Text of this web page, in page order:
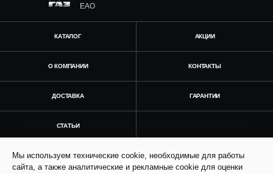
ЕАО
КАТАЛОГ АКЦИИ
О КОМПАНИИ КОНТАКТЫ
ДОСТАВКА ГАРАНТИИ
СТАТЬИ
Получить консультацию
Мы используем технические cookie, необходимые для работы
сайта, а также аналитические и рекламные cookie для оценки